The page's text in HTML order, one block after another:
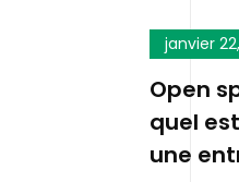
janvier
Open
quel
une